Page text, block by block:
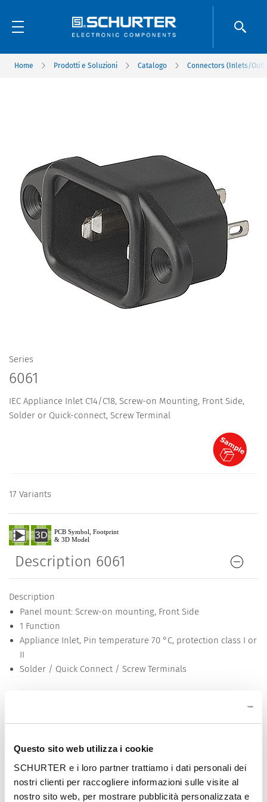
Questo sito web utilizza i cookie
SCHURTER e i loro partner trattiamo i dati personali dei
nostri clienti per raccogliere informazioni sulle visite al
nostro sito web, per mostrare pubblicità personalizzata e
Home Prodotti e Soluzioni Catalogo Connectors (Inlets/
Series
6061
IEC Appliance Inlet C14/C18, Screw-on Mounting, Front Side,
Solder or Quick-connect, Screw Terminal
17 Variants
Description 6061
Description
Panel mount: Screw-on mounting, Front Side
1 Function
Appliance Inlet, Pin temperature 70 °C, protection class I or
II
Solder / Quick Connect / Screw Terminals
PCB terminals
Detailed request for product
Newly available variants corresponding to V-Lock mating cordset. The
connector is equipped with a notch intended for use with the latching
cordset. The cord latching system prevents against accidental removal